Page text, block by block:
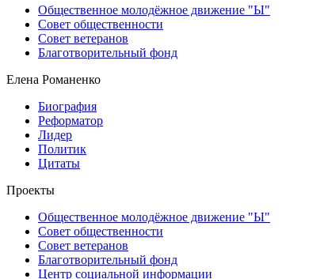
Общественное молодёжное движение "Ы"
Совет общественности
Совет ветеранов
Благотворительный фонд
Елена Романенко
Биография
Реформатор
Лидер
Политик
Цитаты
Проекты
Общественное молодёжное движение "Ы"
Совет общественности
Совет ветеранов
Благотворительный фонд
Центр социальной информации